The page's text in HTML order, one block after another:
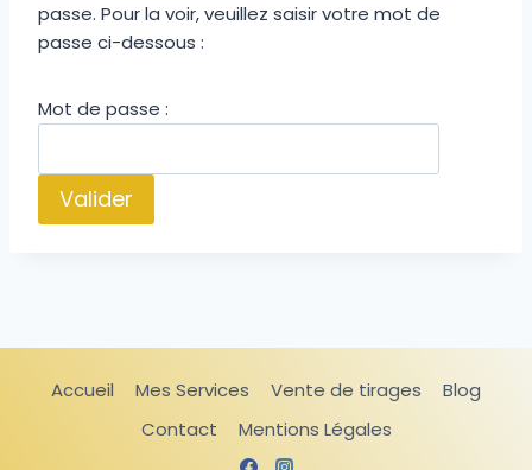
passe. Pour la voir, veuillez saisir votre mot de
passe ci-dessous :
Mot de passe :
Accueil Mes Services Vente de tirages
Blog
Contact
Mentions Légales